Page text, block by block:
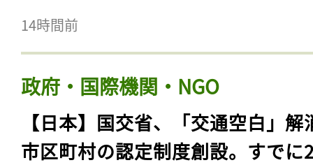
14時間前
政府・国際機関・NGO
【日本】国交省、「交通空白」解
市区町村の認定制度創設。すでに